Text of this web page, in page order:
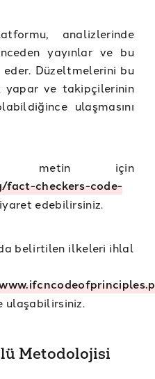
analizlerinde
yayınlar ve bu
Düzeltmelerini bu
ve takipçilerinin
ulaşmasını
metin için
checkers-code-
edebilirsiniz.
belirtilen ilkeleri ihlal
ulaşabilirsiniz.
Metodolojisi